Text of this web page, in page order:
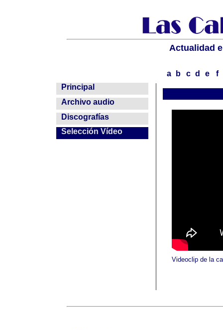
Archivo audio
Actualidad
Discografías
Selección Vídeo
Principal
Videoclip de la
a b c d e f